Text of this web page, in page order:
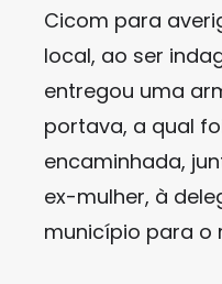
Cicom para
local, ao ser
entregou uma
portava, a qual
encaminhada,
ex-mulher, à
município para o